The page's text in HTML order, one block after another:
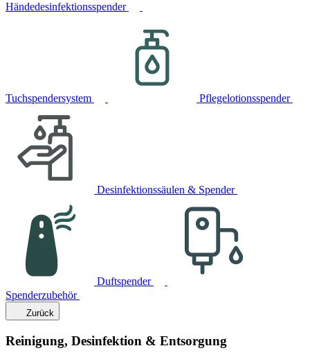
Händedesinfektionsspender
Tuchspendersystem Pflegelotionsspender
Desinfektionssäulen & Spender
Duftspender
Spenderzubehör
Zurück
Reinigung, Desinfektion & Entsorgung